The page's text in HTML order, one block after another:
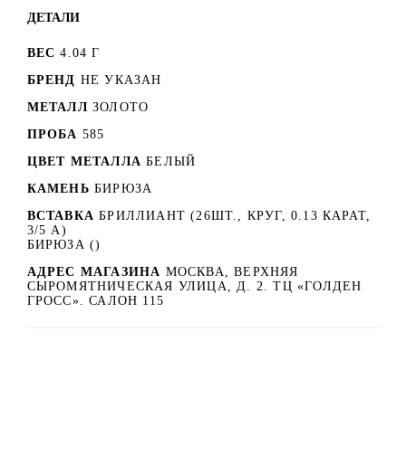
ДЕТАЛИ
ВЕС 4.04 Г
БРЕНД НЕ УКАЗАН
МЕТАЛЛ ЗОЛОТО
ПРОБА 585
ЦВЕТ МЕТАЛЛА БЕЛЫЙ
КАМЕНЬ БИРЮЗА
ВСТАВКА БРИЛЛИАНТ (26ШТ., КРУГ, 0.13 КАРАТ,
3/5 А)
БИРЮЗА ()
АДРЕС МАГАЗИНА МОСКВА, ВЕРХНЯЯ
СЫРОМЯТНИЧЕСКАЯ УЛИЦА, Д. 2. ТЦ «ГОЛДЕН
ГРОСС». САЛОН 115